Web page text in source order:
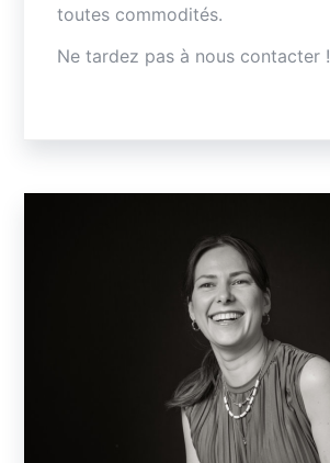
toutes commodités.
Ne tardez pas à nous contacter !